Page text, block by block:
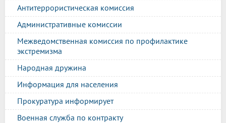
Антитеррористическая комиссия
Административные комиссии
Межведомственная комиссия по профилактике
экстремизма
Народная дружина
Информация для населения
Прокуратура информирует
Военная служба по контракту